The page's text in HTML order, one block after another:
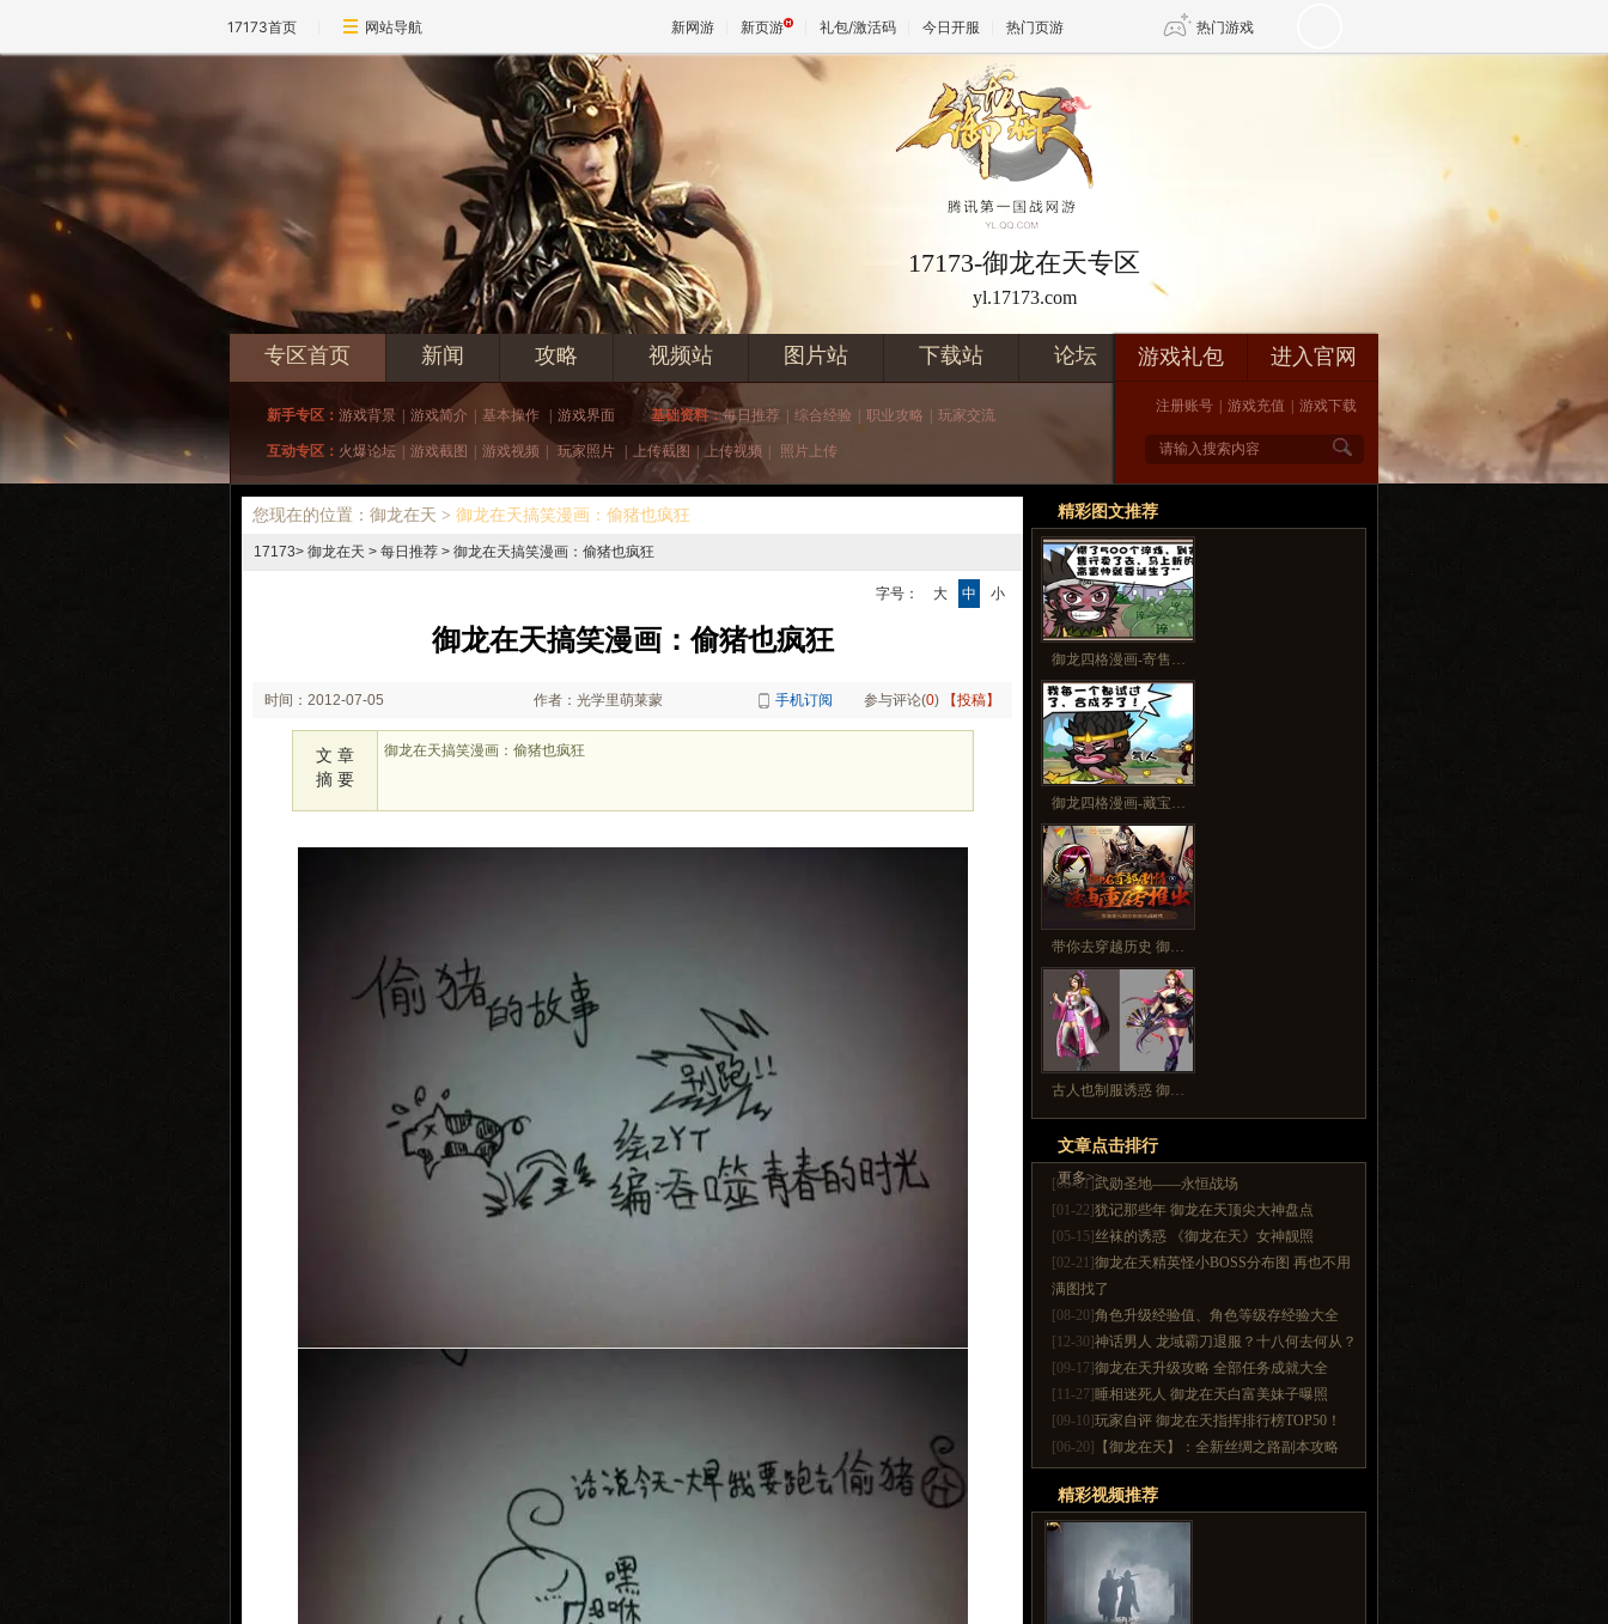
17173首页 网站导航 新网游 新页游 礼包/激活码 今日开服 热门页游 热门游戏
魔兽
天堂
王权与自由 诛仙世界
17173-御龙在天专区
yl.17173.com
专区首页 新闻 攻略 视频站 图片站 下载站 论坛
新手专区： 游戏背景 游戏简介 基本操作 游戏界面 基础资料：每日推荐 综合经验 职业攻略 玩家交流
互动专区： 火爆论坛 游戏截图 游戏视频 玩家照片 上传截图 上传视频 照片上传
游戏礼包 进入官网
注册账号 游戏充值 游戏下载
您现在的位置：御龙在天 > 御龙在天搞笑漫画：偷猪也疯狂
17173> 御龙在天 > 每日推荐 > 御龙在天搞笑漫画：偷猪也疯狂
字号： 大 中 小
御龙在天搞笑漫画：偷猪也疯狂
时间：2012-07-05
17:31
作者：光学里萌莱蒙 手机订阅 参与评论(0) 【投稿】
文 章
摘 要
御龙在天搞笑漫画：偷猪也疯狂
精彩图文推荐
更多>>
御龙四格漫画-寄售…
御龙四格漫画-藏宝…
带你去穿越历史 御…
古人也制服诱惑 御…
文章点击排行
更多>>
[08-01]武勋圣地——永恒战场
[01-22]犹记那些年 御龙在天顶尖大神盘点
[05-15] 丝袜的诱惑 《御龙在天》女神靓照
[02-21]御龙在天精英怪小BOSS分布图 再也不用
满图找了
[08-20]角色升级经验值、角色等级存经验大全
[12-30]神话男人 龙域霸刀退服？十八何去何从？
[09-17]御龙在天升级攻略 全部任务成就大全
[11-27] 睡相迷死人 御龙在天白富美妹子曝照
[09-10]玩家自评 御龙在天指挥排行榜TOP50！
[06-20]
【御龙在天】：全新丝绸之路副本攻略
精彩视频推荐
更多>>